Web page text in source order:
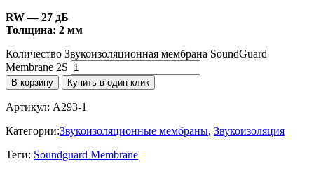
RW — 27 дБ
Толщина: 2 мм
Количество Звукоизоляционная мембрана SoundGuard
Membrane 2S
В корзину Купить в один клик
Артикул: A293-1
Категории:Звукоизоляционные мембраны, Звукоизоляция
Теги: Soundguard Membrane